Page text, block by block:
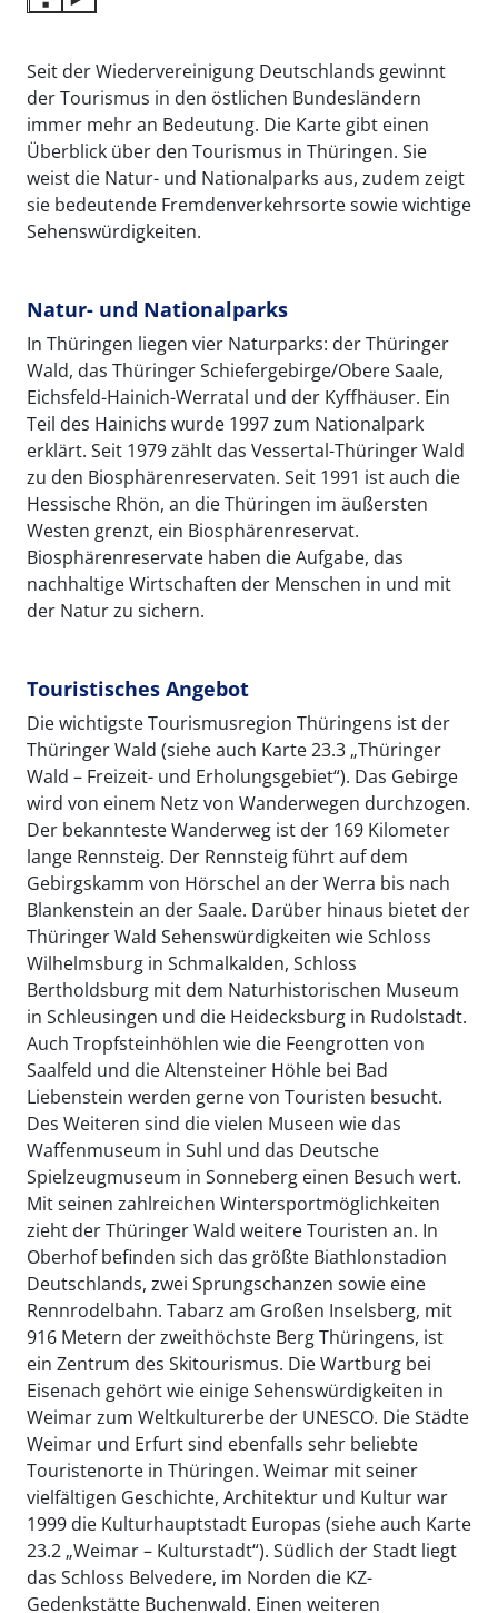
Seit der Wiedervereinigung Deutschlands gewinnt
der Tourismus in den östlichen Bundesländern
immer mehr an Bedeutung. Die Karte gibt einen
Überblick über den Tourismus in Thüringen. Sie
weist die Natur- und Nationalparks aus, zudem zeigt
sie bedeutende Fremdenverkehrsorte sowie wichtige
Sehenswürdigkeiten.
Natur- und Nationalparks
In Thüringen liegen vier Naturparks: der Thüringer
Wald, das Thüringer Schiefergebirge/Obere Saale,
Eichsfeld-Hainich-Werratal und der Kyffhäuser. Ein
Teil des Hainichs wurde 1997 zum Nationalpark
erklärt. Seit 1979 zählt das Vessertal-Thüringer Wald
zu den Biosphärenreservaten. Seit 1991 ist auch die
Hessische Rhön, an die Thüringen im äußersten
Westen grenzt, ein Biosphärenreservat.
Biosphärenreservate haben die Aufgabe, das
nachhaltige Wirtschaften der Menschen in und mit
der Natur zu sichern.
Touristisches Angebot
Die wichtigste Tourismusregion Thüringens ist der
Thüringer Wald (siehe auch Karte 23.3 „Thüringer
Wald – Freizeit- und Erholungsgebiet“). Das Gebirge
wird von einem Netz von Wanderwegen durchzogen.
Der bekannteste Wanderweg ist der 169 Kilometer
lange Rennsteig. Der Rennsteig führt auf dem
Gebirgskamm von Hörschel an der Werra bis nach
Blankenstein an der Saale. Darüber hinaus bietet der
Thüringer Wald Sehenswürdigkeiten wie Schloss
Wilhelmsburg in Schmalkalden, Schloss
Bertholdsburg mit dem Naturhistorischen Museum
in Schleusingen und die Heidecksburg in Rudolstadt.
Auch Tropfsteinhöhlen wie die Feengrotten von
Saalfeld und die Altensteiner Höhle bei Bad
Liebenstein werden gerne von Touristen besucht.
Des Weiteren sind die vielen Museen wie das
Waffenmuseum in Suhl und das Deutsche
Spielzeugmuseum in Sonneberg einen Besuch wert.
Mit seinen zahlreichen Wintersportmöglichkeiten
zieht der Thüringer Wald weitere Touristen an. In
Oberhof befinden sich das größte Biathlonstadion
Deutschlands, zwei Sprungschanzen sowie eine
Rennrodelbahn. Tabarz am Großen Inselsberg, mit
916 Metern der zweithöchste Berg Thüringens, ist
ein Zentrum des Skitourismus. Die Wartburg bei
Eisenach gehört wie einige Sehenswürdigkeiten in
Weimar zum Weltkulturerbe der UNESCO. Die Städte
Weimar und Erfurt sind ebenfalls sehr beliebte
Touristenorte in Thüringen. Weimar mit seiner
vielfältigen Geschichte, Architektur und Kultur war
1999 die Kulturhauptstadt Europas (siehe auch Karte
23.2 „Weimar – Kulturstadt“). Südlich der Stadt liegt
das Schloss Belvedere, im Norden die KZ-
Gedenkstätte Buchenwald. Einen weiteren